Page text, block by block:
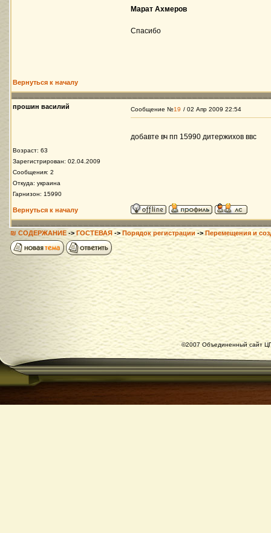
Марат Ахмеров
Спасибо
Вернуться к началу
прошин василий
Возраст: 63
Зарегистрирован: 02.04.2009
Сообщения: 2
Откуда: украина
Гарнизон: 15990
Сообщение №19 / 02 Апр 2009 22:54
добавте вч пп 15990 дитержихов ввс
Вернуться к началу
₪ СОДЕРЖАНИЕ->ГОСТЕВАЯ ->Порядок регистрации ->Перемещения и
©2007 Объединенный сайт